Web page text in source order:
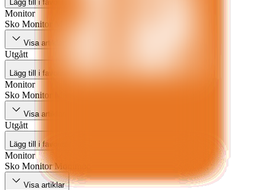
Lägg till i favoriter
Monitor
Sko Monitor M Express
Visa artiklar
Utgått
Lägg till i favoriter
Monitor
Sko Monitor Master Boa
Visa artiklar
Utgått
Lägg till i favoriter
Monitor
Sko Monitor Monimoc
Visa artiklar